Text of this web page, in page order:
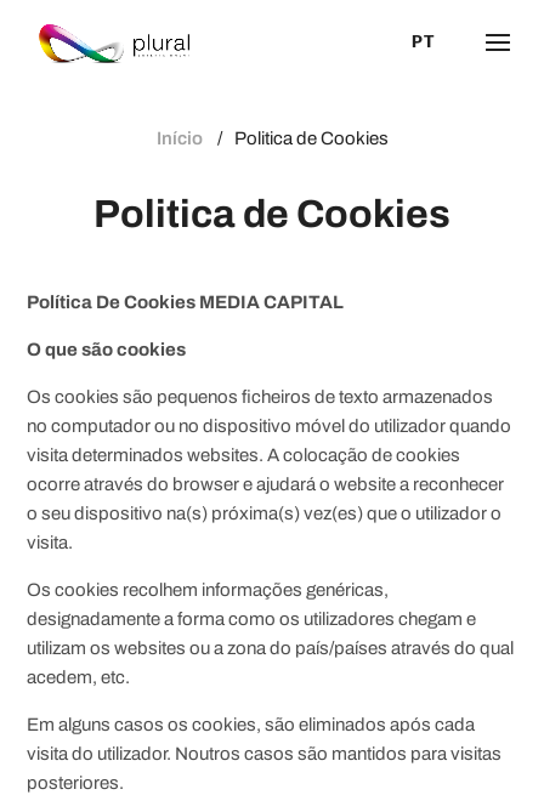
PT
Início Politica de Cookies
Politica de Cookies
Política De Cookies MEDIA CAPITAL
O que são cookies
Os cookies são pequenos ficheiros de texto armazenados
no computador ou no dispositivo móvel do utilizador quando
visita determinados websites. A colocação de cookies
ocorre através do browser e ajudará o website a reconhecer
o seu dispositivo na(s) próxima(s) vez(es) que o utilizador o
visita.
Os cookies recolhem informações genéricas,
designadamente a forma como os utilizadores chegam e
utilizam os websites ou a zona do país/países através do qual
acedem, etc.
Em alguns casos os cookies, são eliminados após cada
visita do utilizador. Noutros casos são mantidos para visitas
posteriores.